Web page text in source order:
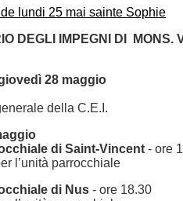
DEGLI IMPEGNI DI MONS.
28 maggio
della C.E.I.
di Saint-Vincent - ore
l’unità parrocchiale
di Nus - ore 18.30